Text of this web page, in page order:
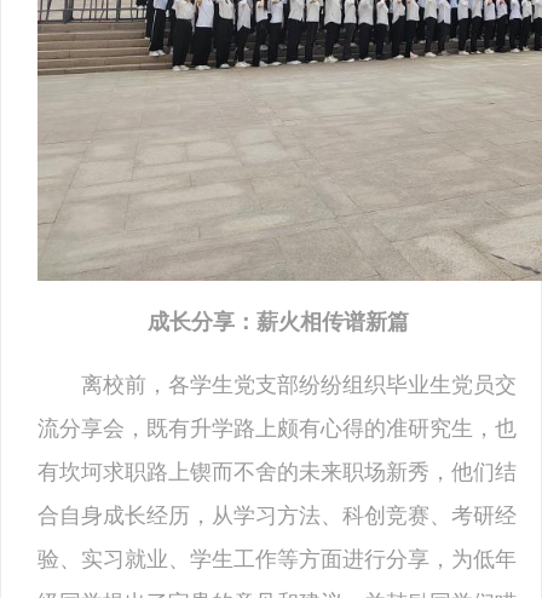
成长分享：薪火相传谱新篇
离校前，各学生党支部纷纷组织毕业生党员交
流分享会，既有升学路上颇有心得的准研究生，也
有坎坷求职路上锲而不舍的未来职场新秀，他们结
合自身成长经历，从学习方法、科创竞赛、考研经
验、实习就业、学生工作等方面进行分享，为低年